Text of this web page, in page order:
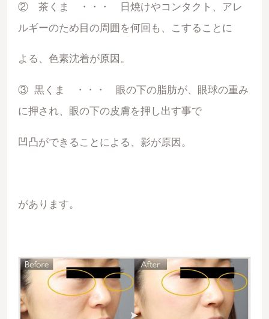
② 茶くま ・・・ 日焼けやコンタクト、アレ
ルギーのため目の周囲を何回も、こすることに
よる、色素沈着が原因。
③ 黒くま ・・・ 眼の下の脂肪が、眼球の重み
に押され、眼の下の皮膚を押し出す事で
凹凸ができることによる、影が原因。
があります。